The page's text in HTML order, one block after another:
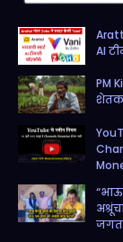
o
k
a
m
r
AI
PM